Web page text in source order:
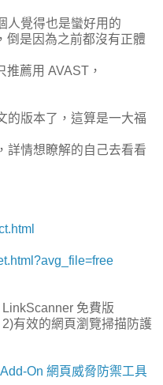
人覺得也是蠻好用的
倒是因為之前都沒有正體
薦用 AVAST，
的版本了，這算是一大福
詳情想瞭解的自己去看看
免費版
有效的網頁瀏覽掃描防護
On 網頁威脅防禦工具